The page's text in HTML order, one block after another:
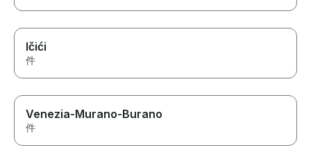
Ičići
件
Venezia-Murano-Burano
件